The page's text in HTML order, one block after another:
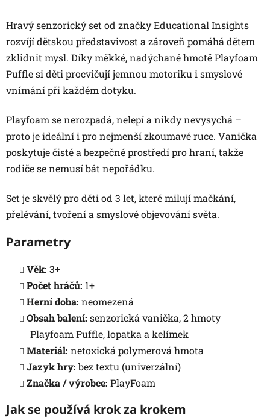
Hravý senzorický set od značky Educational Insights
rozvíjí dětskou představivost a zároveň pomáhá dětem
zklidnit mysl. Díky měkké, nadýchané hmotě Playfoam
Puffle si děti procvičují jemnou motoriku i smyslové
vnímání při každém dotyku.
Playfoam se nerozpadá, nelepí a nikdy nevysychá –
proto je ideální i pro nejmenší zkoumavé ruce. Vanička
poskytuje čisté a bezpečné prostředí pro hraní, takže
rodiče se nemusí bát nepořádku.
Set je skvělý pro děti od 3 let, které milují mačkání,
přelévání, tvoření a smyslové objevování světa.
Parametry
Věk: 3+
Počet hráčů: 1+
Herní doba: neomezená
Obsah balení: senzorická vanička, 2 hmoty
Playfoam Puffle, lopatka a kelímek
Materiál: netoxická polymerová hmota
Jazyk hry: bez textu (univerzální)
Značka / výrobce: PlayFoam
Jak se používá krok za krokem